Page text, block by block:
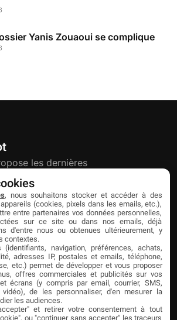
Yanis Zouaoui se complique
les dernières
créatives dédiées
Liens utiles
Mentions légales
Confidentialité
Cookies
Partenaires
Livefoot
Jeunesfooteux
Tólmi Studio
King Score
, nous souhaitons stocker et accéder à des
(cookies, pixels dans les emails, etc.),
entre partenaires vos données personnelles,
sur ce site ou dans nos emails, déjà
d'entre nous ou obtenues ultérieurement, y
contextes.
navigation, préférences, achats,
adresses IP, postales et emails, téléphone,
etc.) permet de développer et vous proposer
offres commerciales et publicités sur vos
écrans (y compris par email, courrier, SMS,
vidéo), de les personnaliser, d'en mesurer la
les audiences.
et retirer votre consentement à tout
ou "continuer sans accepter" les traceurs